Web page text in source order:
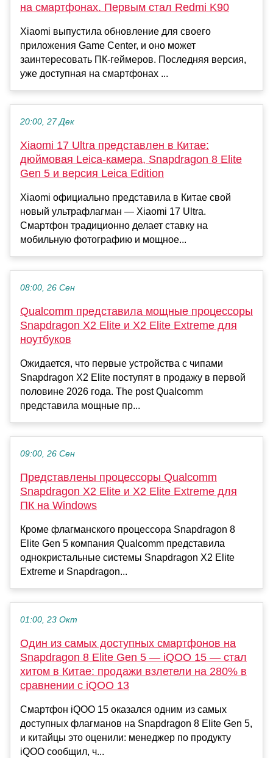
на смартфонах. Первым стал Redmi K90
Xiaomi выпустила обновление для своего
приложения Game Center, и оно может
заинтересовать ПК-геймеров. Последняя версия,
уже доступная на смартфонах ...
20:00, 27 Дек
Xiaomi 17 Ultra представлен в Китае:
дюймовая Leica-камера, Snapdragon 8 Elite
Gen 5 и версия Leica Edition
Xiaomi официально представила в Китае свой
новый ультрафлагман — Xiaomi 17 Ultra.
Смартфон традиционно делает ставку на
мобильную фотографию и мощное...
08:00, 26 Сен
Qualcomm представила мощные процессоры
Snapdragon X2 Elite и X2 Elite Extreme для
ноутбуков
Ожидается, что первые устройства с чипами
Snapdragon X2 Elite поступят в продажу в первой
половине 2026 года. The post Qualcomm
представила мощные пр...
09:00, 26 Сен
Представлены процессоры Qualcomm
Snapdragon X2 Elite и X2 Elite Extreme для
ПК на Windows
Кроме флагманского процессора Snapdragon 8
Elite Gen 5 компания Qualcomm представила
однокристальные системы Snapdragon X2 Elite
Extreme и Snapdragon...
01:00, 23 Окт
Один из самых доступных смартфонов на
Snapdragon 8 Elite Gen 5 — iQOO 15 — стал
хитом в Китае: продажи взлетели на 280% в
сравнении с iQOO 13
Смартфон iQOO 15 оказался одним из самых
доступных флагманов на Snapdragon 8 Elite Gen 5,
и китайцы это оценили: менеджер по продукту
iQOO сообщил, ч...